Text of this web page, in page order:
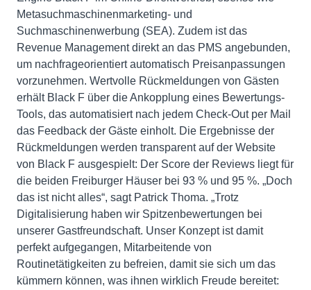
Metasuchmaschinenmarketing- und
Suchmaschinenwerbung (SEA). Zudem ist das
Revenue Management direkt an das PMS angebunden,
um nachfrageorientiert automatisch Preisanpassungen
vorzunehmen. Wertvolle Rückmeldungen von Gästen
erhält Black F über die Ankopplung eines Bewertungs-
Tools, das automatisiert nach jedem Check-Out per Mail
das Feedback der Gäste einholt. Die Ergebnisse der
Rückmeldungen werden transparent auf der Website
von Black F ausgespielt: Der Score der Reviews liegt für
die beiden Freiburger Häuser bei 93 % und 95 %. „Doch
das ist nicht alles“, sagt Patrick Thoma. „Trotz
Digitalisierung haben wir Spitzenbewertungen bei
unserer Gastfreundschaft. Unser Konzept ist damit
perfekt aufgegangen, Mitarbeitende von
Routinetätigkeiten zu befreien, damit sie sich um das
kümmern können, was ihnen wirklich Freude bereitet: